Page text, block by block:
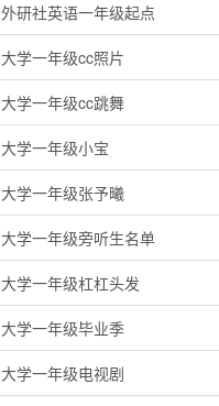
外研社英语一年级起点
大学一年级cc照片
大学一年级cc跳舞
大学一年级小宝
大学一年级张予曦
大学一年级旁听生名单
大学一年级杠杠头发
大学一年级毕业季
大学一年级电视剧